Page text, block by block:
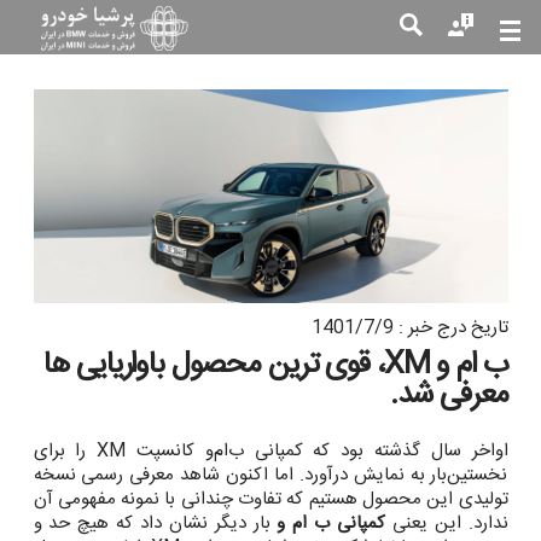
جست
تاریخ درج خبر : 1401/7/9
ب ام و XM، قوی ترین محصول باواریایی ها
معرفی شد.
اواخر سال گذشته بود که کمپانی ب‌ام‌و کانسپت XM را برای
نخستین‌بار به نمایش درآورد. اما اکنون شاهد معرفی رسمی نسخه
تولیدی این محصول هستیم که تفاوت چندانی با نمونه مفهومی آن
ندارد. این یعنیکمپانی ب ام و بار دیگر نشان داد که هیچ حد و